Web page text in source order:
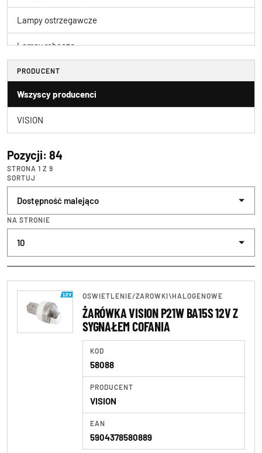
Pozycji: 84
STRONA 1 Z 9
SORTUJ
NA STRONIE
OSWIETLENIE/ZAROWKI\HALOGENOWE
ŻARÓWKA VISION P21W BA15S 12V Z
SYGNAŁEM COFANIA
KOD
58088
PRODUCENT
VISION
EAN
5904378580889
Lampy ostrzegawcze
Lampy robocze
Latarki i lampy wars
Naprawa i konserwacj
Oświetlenie dodatkow
Trzpienie i uchwyty
Żarówki\diodowe\akce
Żarówki\diodowe\led
Żarówki\diodowe\pomo
PRODUCENT
Wszyscy producenci
VISION